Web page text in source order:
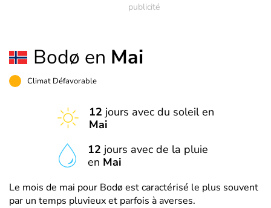
Bodø en Mai
Climat Défavorable
12 jours avec du soleil en
Mai
12 jours avec de la pluie
en Mai
Le mois de mai pour Bodø est caractérisé le plus souvent
par un temps pluvieux et parfois à averses.